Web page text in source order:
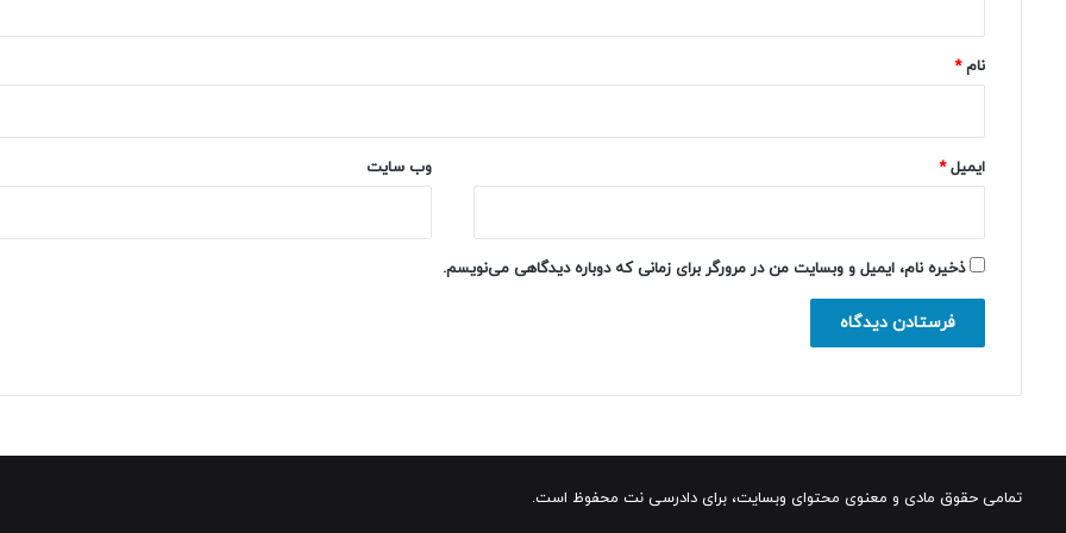
نام*
ایمیل* وب‌ سایت
ذخیره نام، ایمیل و وبسایت من در مرورگر برای زمانی که دوباره دیدگاهی می‌نویسم.
تمامی حقوق مادی و معنوی محتوای وبسایت، برای دادرسی نت محفوظ است.